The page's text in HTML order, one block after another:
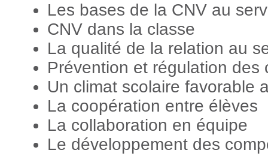
Les bases de la CNV au
CNV dans la classe
La qualité de la relation au
Prévention et régulation des
Un climat scolaire favorable
La coopération entre élèves
La collaboration en équipe
Le développement des